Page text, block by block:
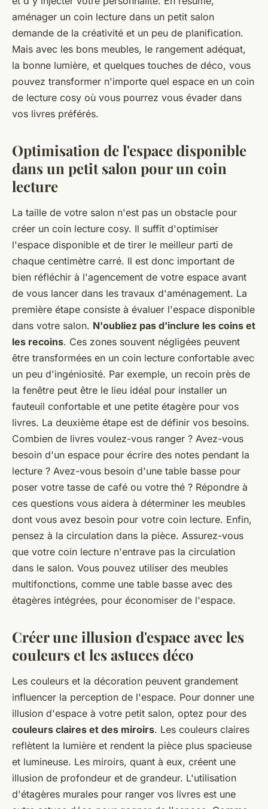
aménager un coin lecture dans un petit salon
demande de la créativité et un peu de planification.
Mais avec les bons meubles, le rangement adéquat,
la bonne lumière, et quelques touches de déco, vous
pouvez transformer n'importe quel espace en un coin
de lecture cosy où vous pourrez vous évader dans
vos livres préférés.
Optimisation de l'espace disponible
dans un petit salon pour un coin
lecture
La taille de votre salon n'est pas un obstacle pour
créer un coin lecture cosy. Il suffit d'optimiser
l'espace disponible et de tirer le meilleur parti de
chaque centimètre carré. Il est donc important de
bien réfléchir à l'agencement de votre espace avant
de vous lancer dans les travaux d'aménagement. La
première étape consiste à évaluer l'espace disponible
dans votre salon. N'oubliez pas d'inclure les coins et
les recoins. Ces zones souvent négligées peuvent
être transformées en un coin lecture confortable avec
un peu d'ingéniosité. Par exemple, un recoin près de
la fenêtre peut être le lieu idéal pour installer un
fauteuil confortable et une petite étagère pour vos
livres. La deuxième étape est de définir vos besoins.
Combien de livres voulez-vous ranger ? Avez-vous
besoin d'un espace pour écrire des notes pendant la
lecture ? Avez-vous besoin d'une table basse pour
poser votre tasse de café ou votre thé ? Répondre à
ces questions vous aidera à déterminer les meubles
dont vous avez besoin pour votre coin lecture. Enfin,
pensez à la circulation dans la pièce. Assurez-vous
que votre coin lecture n'entrave pas la circulation
dans le salon. Vous pouvez utiliser des meubles
multifonctions, comme une table basse avec des
étagères intégrées, pour économiser de l'espace.
Créer une illusion d'espace avec les
couleurs et les astuces déco
Les couleurs et la décoration peuvent grandement
influencer la perception de l'espace. Pour donner une
illusion d'espace à votre petit salon, optez pour des
couleurs claires et des miroirs. Les couleurs claires
reflètent la lumière et rendent la pièce plus spacieuse
et lumineuse. Les miroirs, quant à eux, créent une
illusion de profondeur et de grandeur. L'utilisation
d'étagères murales pour ranger vos livres est une